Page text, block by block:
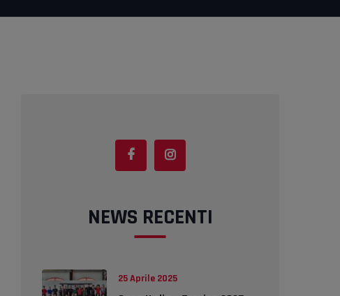
NEWS RECENTI
25 Aprile 2025